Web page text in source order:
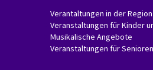
Verantaltungen in der Region
Veranstaltungen für Kinder
Musikalische Angebote
Veranstaltungen für Senioren